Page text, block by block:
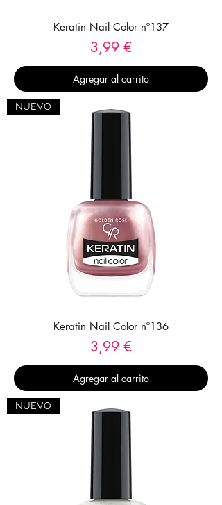
Keratin Nail Color nº137
Precio
3,99 €
Agregar al carrito
NUEVO
Keratin Nail Color nº136
Precio
3,99 €
Agregar al carrito
NUEVO